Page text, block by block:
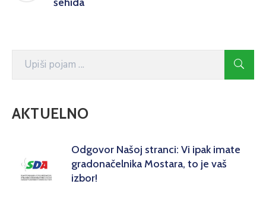
AKTUELNO
Odgovor Našoj stranci: Vi ipak imate
gradonačelnika Mostara, to je vaš
izbor!